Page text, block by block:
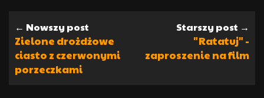
← Nowszy post
Zielone drożdżowe
ciasto z czerwonymi
porzeczkami
Starszy post →
"Ratatuj" -
zaproszenie na film